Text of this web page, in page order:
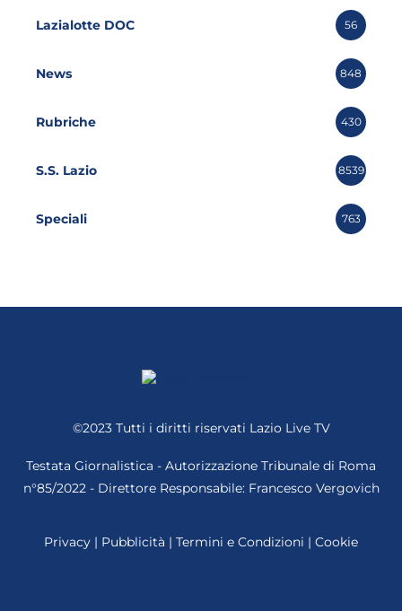
Lazialotte DOC 56
News 848
Rubriche 430
S.S. Lazio 8539
Speciali 763
©2023 Tutti i diritti riservati Lazio Live TV
Testata Giornalistica - Autorizzazione Tribunale di Roma
n°85/2022 - Direttore Responsabile: Francesco Vergovich
Privacy | Pubblicità | Termini e Condizioni | Cookie